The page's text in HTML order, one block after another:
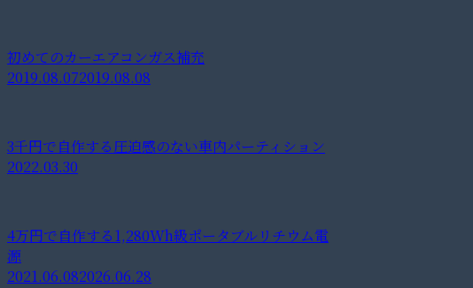
初めてのカーエアコンガス補充
2019.08.072019.08.08
3千円で自作する圧迫感のない車内パーティション
2022.03.30
4万円で自作する1,280Wh級ポータブルリチウム電
源
2021.06.082026.06.28